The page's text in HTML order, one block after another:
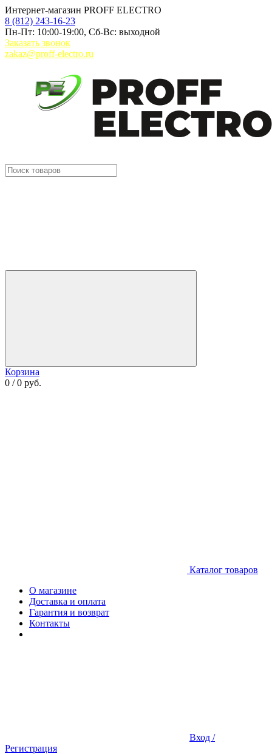
Интернет-магазин PROFF ELECTRO
8 (812) 243-16-23
Пн-Пт: 10:00-19:00, Сб-Вс: выходной
Заказать звонок
zakaz@proff-electro.ru
Корзина
0 / 0 руб.
Каталог товаров
О магазине
Доставка и оплата
Гарантия и возврат
Контакты
Вход /
Регистрация